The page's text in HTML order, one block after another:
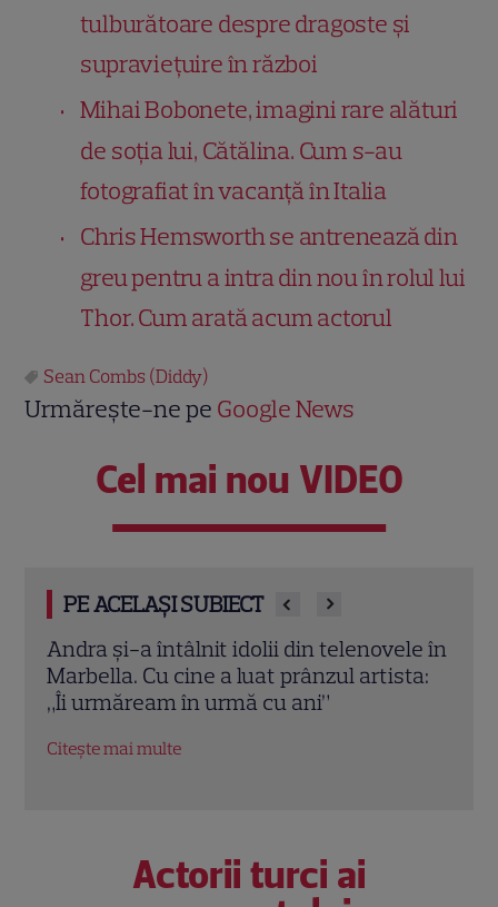
tulburătoare despre dragoste și
supraviețuire în război
Mihai Bobonete, imagini rare alături
de soția lui, Cătălina. Cum s-au
fotografiat în vacanță în Italia
Chris Hemsworth se antrenează din
greu pentru a intra din nou în rolul lui
Thor. Cum arată acum actorul
Sean Combs (Diddy)
Urmărește-ne pe Google News
Cel mai nou VIDEO
PE ACELAȘI SUBIECT
Jennifer Aniston și Courteney Cox,
vacanță de lux în Mallorca alături de
Pedro Pascal. Imagini spectaculoase
Citește mai multe
Actorii turci ai